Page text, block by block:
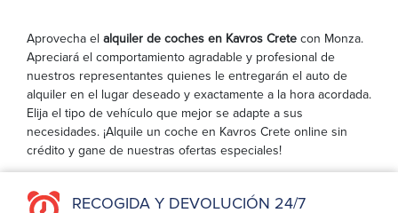
Aprovecha el alquiler de coches en Kavros Crete con Monza.
Apreciará el comportamiento agradable y profesional de
nuestros representantes quienes le entregarán el auto de
alquiler en el lugar deseado y exactamente a la hora acordada.
Elija el tipo de vehículo que mejor se adapte a sus
necesidades. ¡Alquile un coche en Kavros Crete online sin
crédito y gane de nuestras ofertas especiales!
RECOGIDA Y DEVOLUCIÓN 24/7